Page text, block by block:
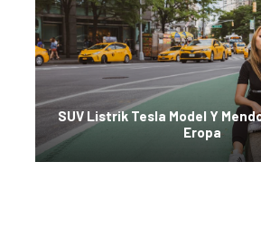
SUV Listrik Tesla Model Y
Eropa